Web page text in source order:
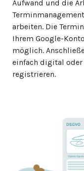
Aufwand und die
arbeiten. Die
Ihrem Google-
möglich.
einfach digital oder
registrieren.